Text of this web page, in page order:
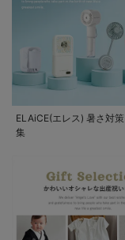
ELAiCE(エレス) 暑さ対
集